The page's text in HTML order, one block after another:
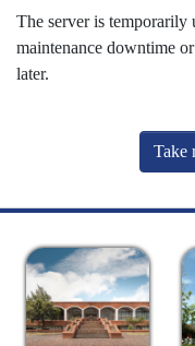
The server is temporarily
maintenance downtime
later.
Take